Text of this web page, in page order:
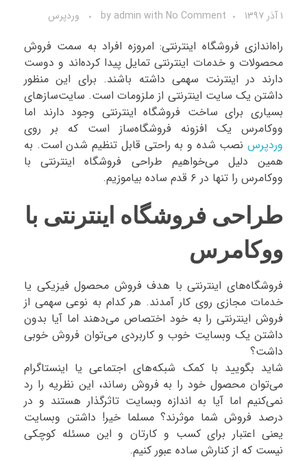
۱ آذر ۱۳۹۷ by admin with No Comment وردپرس
راه‌اندازی فروشگاه اینترنتی: امروزه افراد به سمت فروش
محصولات و خدمات اینترنتی تمایل پیدا کرده‌اند و دوست
دارند در اینترنت سهمی داشته باشند. برای این منظور
داشتن یک سایت اینترنتی از ملزومات است. سایت‌سازهای
بسیاری برای ساخت فروشگاه اینترنتی وجود دارند اما
ووکامرس یک افزونه فروشگاه‌ساز است که بر روی
وردپرس نصب شده و به راحتی قابل تنظیم شدن است. به
همین دلیل می‌خواهیم طراحی فروشگاه اینترنتی با
ووکامرس را تنها در ۶ قدم ساده بیاموزیم.
طراحی فروشگاه اینترنتی با
ووکامرس
فروشگاه‌های اینترنتی با هدف فروش محصول فیزیکی یا
خدمات مجازی روی کار آمدند. هر کدام به نوعی سهمی از
فروش اینترنتی را به خود اختصاص می‌دهند اما آیا بدون
داشتن یک وبسایت خوب و کاربردی می‌توان فروش خوبی
داشت؟
شاید بگویید با کمک شبکه‌های اجتماعی یا اینستاگرام
می‌توان محصول خود را به فروش رساند، این نظریه را رد
نمی‌کنیم اما آیا به اندازه وبسایت تاثرگذار هستند و در
درصد فروش شما موثرند؟ مسلما خیر! داشتن وبسایت
یعنی اعتبار برای کسب و کارتان و این مسئله کوچکی
نیست که از کنارش ساده عبور کنیم.